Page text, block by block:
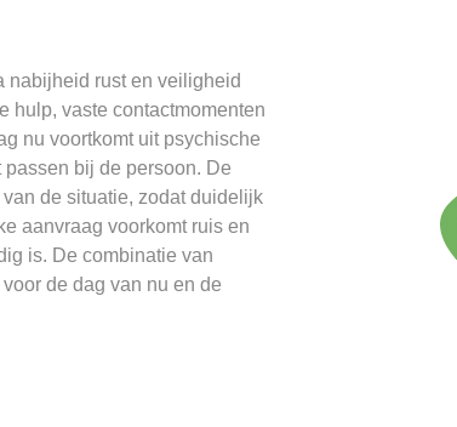
nabijheid rust en veiligheid
hulp, vaste contactmomenten
nu voortkomt uit psychische
bij de persoon. De
de situatie, zodat duidelijk
aanvraag voorkomt ruis en
is. De combinatie van
de dag van nu en de